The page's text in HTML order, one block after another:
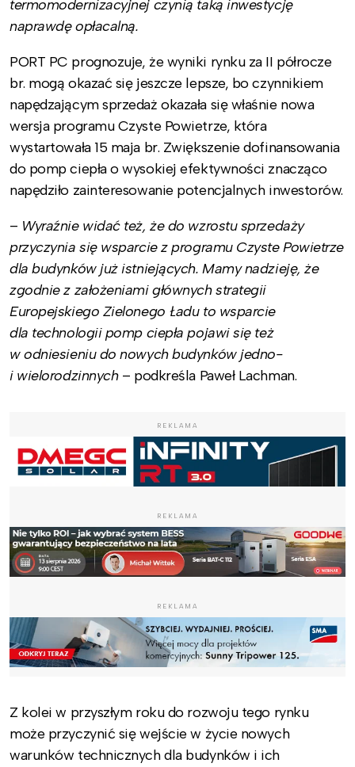
termomodernizacyjnej czynią taką inwestycję
naprawdę opłacalną.
PORT PC prognozuje, że wyniki rynku za II półrocze
br. mogą okazać się jeszcze lepsze, bo czynnikiem
napędzającym sprzedaż okazała się właśnie nowa
wersja programu Czyste Powietrze, która
wystartowała 15 maja br. Zwiększenie dofinansowania
do pomp ciepła o wysokiej efektywności znacząco
napędziło zainteresowanie potencjalnych inwestorów.
– Wyraźnie widać też, że do wzrostu sprzedaży
przyczynia się wsparcie z programu Czyste Powietrze
dla budynków już istniejących. Mamy nadzieję, że
zgodnie z założeniami głównych strategii
Europejskiego Zielonego Ładu to wsparcie
dla technologii pomp ciepła pojawi się też
w odniesieniu do nowych budynków jedno-
i wielorodzinnych – podkreśla Paweł Lachman.
REKLAMA
REKLAMA
REKLAMA
Z kolei w przyszłym roku do rozwoju tego rynku
może przyczynić się wejście w życie nowych
warunków technicznych dla budynków i ich